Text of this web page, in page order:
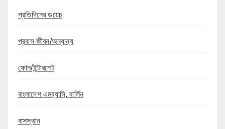
প্রতিদিনের ডয়েচ
প্রবাস জীবন/অন্যান্য
ফোন/ইন্টারনেট
বাংলাদেশ এমব্যাসি, বার্লিন
বাসস্থান